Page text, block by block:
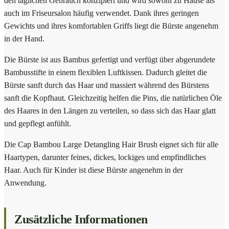
auch im Friseursalon häufig verwendet. Dank ihres geringen
Gewichts und ihres komfortablen Griffs liegt die Bürste angenehm
in der Hand.
Die Bürste ist aus Bambus gefertigt und verfügt über abgerundete
Bambusstifte in einem flexiblen Luftkissen. Dadurch gleitet die
Bürste sanft durch das Haar und massiert während des Bürstens
sanft die Kopfhaut. Gleichzeitig helfen die Pins, die natürlichen Öle
des Haares in den Längen zu verteilen, so dass sich das Haar glatt
und gepflegt anfühlt.
Die Cap Bambou Large Detangling Hair Brush eignet sich für alle
Haartypen, darunter feines, dickes, lockiges und empfindliches
Haar. Auch für Kinder ist diese Bürste angenehm in der
Anwendung.
Zusätzliche Informationen